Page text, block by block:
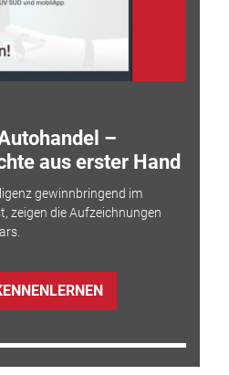
–
aus erster Hand
gewinnbringend im
zeigen die Aufzeichnungen